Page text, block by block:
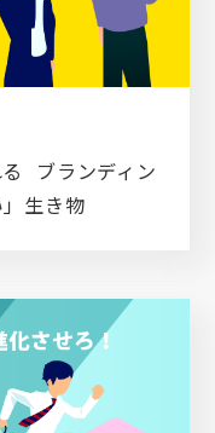
ブランディン
生き物
まった